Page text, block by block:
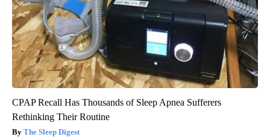
CPAP Recall Has Thousands of Sleep Apnea Sufferers
Rethinking Their Routine
The Sleep Digest